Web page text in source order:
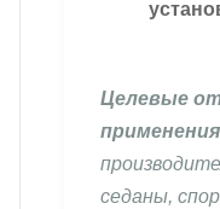
Целевые
седаны,